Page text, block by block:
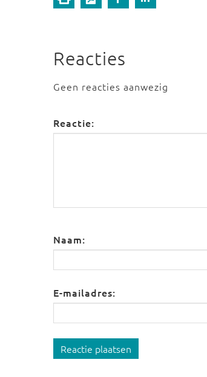
Reacties
Geen reacties aanwezig
Reactie:
Naam:
E-mailadres:
Reactie plaatsen